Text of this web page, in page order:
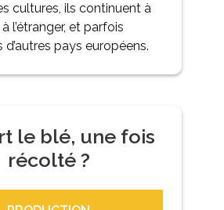
cultures, ils continuent à
l’étranger, et parfois
pays européens.
le blé, une fois
récolté ?